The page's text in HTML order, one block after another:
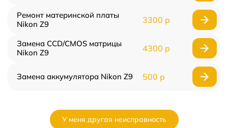
Ремонт материнской платы
Nikon Z9
3300 р
Замена CCD/CMOS матрицы
Nikon Z9
4300 р
Замена аккумулятора Nikon Z9 500 р
У меня другая неисправность